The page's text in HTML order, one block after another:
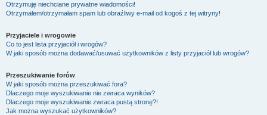
Otrzymuję niechciane prywatne wiadomości!
Otrzymałem/otrzymałam spam lub obraźliwy e-mail od kogoś z tej witryny!
Przyjaciele i wrogowie
Co to jest lista przyjaciół i wrogów?
W jaki sposób można dodawać/usuwać użytkowników z listy przyjaciół lub wrogów?
Przeszukiwanie forów
W jaki sposób można przeszukiwać fora?
Dlaczego moje wyszukiwanie nie zwraca wyników?
Dlaczego moje wyszukiwanie zwraca pustą stronę?!
Jak można wyszukać użytkowników?